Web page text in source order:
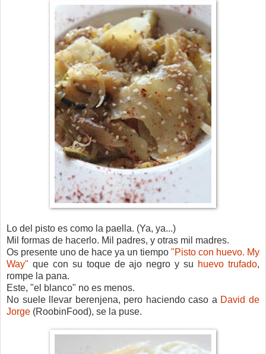
Lo del pisto es como la paella. (Ya, ya...)
Mil formas de hacerlo. Mil padres, y otras mil madres.
Os presente uno de hace ya un tiempo "Pisto con huevo. My
Way" que con su toque de ajo negro y su huevo trufado,
rompe la pana.
Este, "el blanco" no es menos.
No suele llevar berenjena, pero haciendo caso a David de
Jorge (RoobinFood), se la puse.